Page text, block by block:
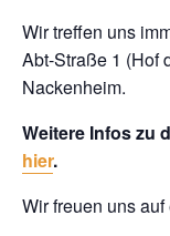
Wir treffen uns
Abt-Straße 1 (Hof
Nackenheim.
Weitere Infos zu
hier.
Wir freuen uns auf